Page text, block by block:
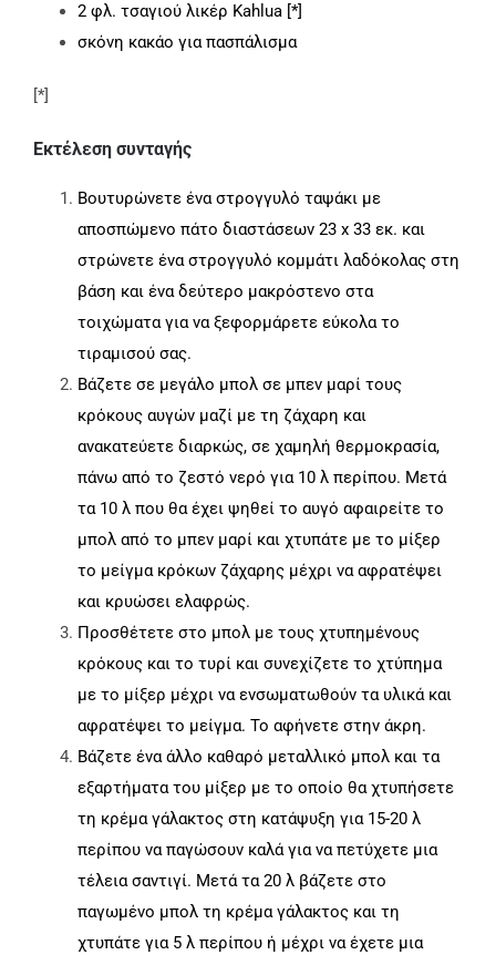
2 φλ. τσαγιού λικέρ Kahlua [*]
σκόνη κακάο για πασπάλισμα
[*]
Εκτέλεση συνταγής
Βουτυρώνετε ένα στρογγυλό ταψάκι με
αποσπώμενο πάτο διαστάσεων 23 x 33 εκ. και
στρώνετε ένα στρογγυλό κομμάτι λαδόκολας στη
βάση και ένα δεύτερο μακρόστενο στα
τοιχώματα για να ξεφορμάρετε εύκολα το
τιραμισού σας.
Βάζετε σε μεγάλο μπολ σε μπεν μαρί τους
κρόκους αυγών μαζί με τη ζάχαρη και
ανακατεύετε διαρκώς, σε χαμηλή θερμοκρασία,
πάνω από το ζεστό νερό για 10 λ περίπου. Μετά
τα 10 λ που θα έχει ψηθεί το αυγό αφαιρείτε το
μπολ από το μπεν μαρί και χτυπάτε με το μίξερ
το μείγμα κρόκων ζάχαρης μέχρι να αφρατέψει
και κρυώσει ελαφρώς.
Προσθέτετε στο μπολ με τους χτυπημένους
κρόκους και το τυρί και συνεχίζετε το χτύπημα
με το μίξερ μέχρι να ενσωματωθούν τα υλικά και
αφρατέψει το μείγμα. Το αφήνετε στην άκρη.
Βάζετε ένα άλλο καθαρό μεταλλικό μπολ και τα
εξαρτήματα του μίξερ με το οποίο θα χτυπήσετε
τη κρέμα γάλακτος στη κατάψυξη για 15-20 λ
περίπου να παγώσουν καλά για να πετύχετε μια
τέλεια σαντιγί. Μετά τα 20 λ βάζετε στο
παγωμένο μπολ τη κρέμα γάλακτος και τη
χτυπάτε για 5 λ περίπου ή μέχρι να έχετε μια